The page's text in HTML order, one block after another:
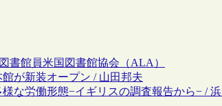
図書館員米国図書館協会（ALA）
が新装オープン / 山田邦夫
な労働形態−イギリスの調査報告から− /